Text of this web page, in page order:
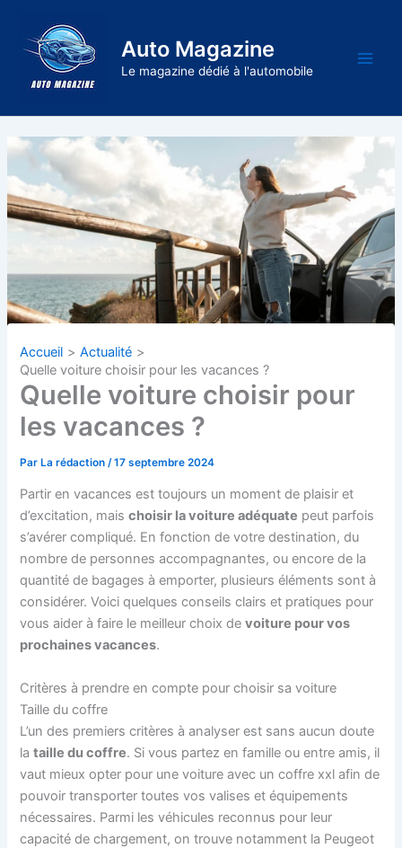
contenu
Auto Magazine
Le magazine dédié à l'automobile
Accueil
Actualité
Quelle voiture choisir pour les vacances ?
Quelle voiture choisir pour
les vacances ?
ParLa rédaction /17 septembre 2024
Partir en vacances est toujours un moment de plaisir et
d’excitation, maischoisir la voiture adéquate peut parfois
s’avérer compliqué. En fonction de votre destination, du
nombre de personnes accompagnantes, ou encore de la
quantité de bagages à emporter, plusieurs éléments sont à
considérer. Voici quelques conseils clairs et pratiques pour
vous aider à faire le meilleur choix devoiture pour vos
prochaines vacances.
Critères à prendre en compte pour choisir sa voiture
Taille du coffre
L’un des premiers critères à analyser est sans aucun doute
lataille du coffre. Si vous partez en famille ou entre amis, il
vaut mieux opter pour une voiture avec un coffre xxl afin de
pouvoir transporter toutes vos valises et équipements
nécessaires. Parmi les véhicules reconnus pour leur
capacité de chargement, on trouve notamment la Peugeot